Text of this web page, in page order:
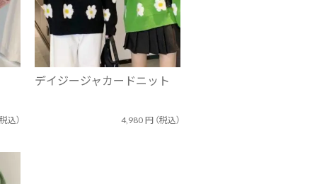
込）
デイジージャカードニット
4,980円 （税込）